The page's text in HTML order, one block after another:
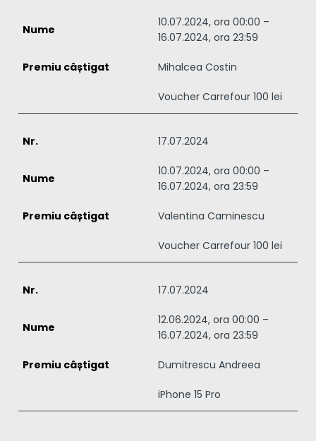
10.07.2024, ora 00:00 –
16.07.2024, ora 23:59
Mihalcea Costin
Voucher Carrefour 100 lei
17.07.2024
10.07.2024, ora 00:00 –
16.07.2024, ora 23:59
Valentina Caminescu
Voucher Carrefour 100 lei
17.07.2024
12.06.2024, ora 00:00 –
16.07.2024, ora 23:59
Dumitrescu Andreea
iPhone 15 Pro